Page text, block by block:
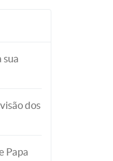
sua
dos
Papa